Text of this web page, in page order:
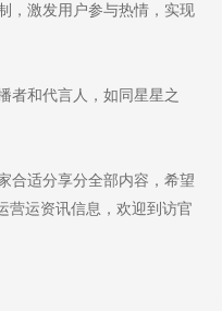
，激发用户参与热情，实现
者和代言人，如同星星之
合适分享分全部内容，希望
营运资讯信息，欢迎到访官